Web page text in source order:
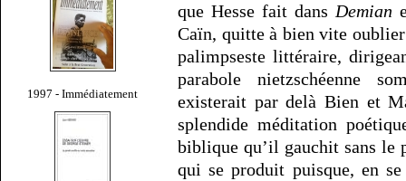
1997 - Immédiatement
que Hesse fait dans Demian
Caïn, quitte à bien vite
palimpseste littéraire,
parabole nietzschéenne
existerait par delà Bien et
splendide méditation
biblique qu’il gauchit sans le
qui se produit puisque, en